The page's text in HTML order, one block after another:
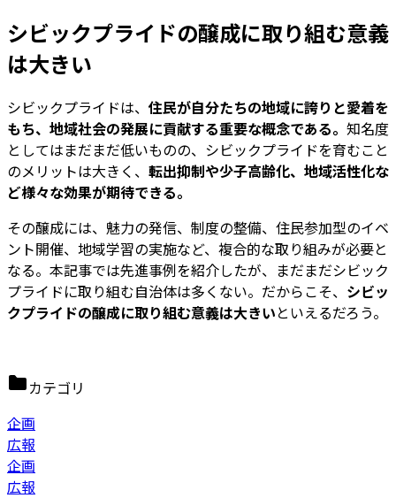
シビックプライドの醸成に取り組む意義
は大きい
シビックプライドは、 住民が自分たちの地域に誇りと愛着を
もち、地域社会の発展に貢献する重要な概念である。 知名度
としてはまだまだ低いものの、シビックプライドを育むこと
のメリットは大きく、 転出抑制や少子高齢化、地域活性化な
ど様々な効果が期待できる。
その醸成には、魅力の発信、制度の整備、住民参加型のイベ
ント開催、地域学習の実施など、複合的な取り組みが必要と
なる。本記事では先進事例を紹介したが、まだまだシビック
プライドに取り組む自治体は多くない。だからこそ、 シビッ
クプライドの醸成に取り組む意義は大きいといえるだろう。
カテゴリ
企画
広報
企画
広報